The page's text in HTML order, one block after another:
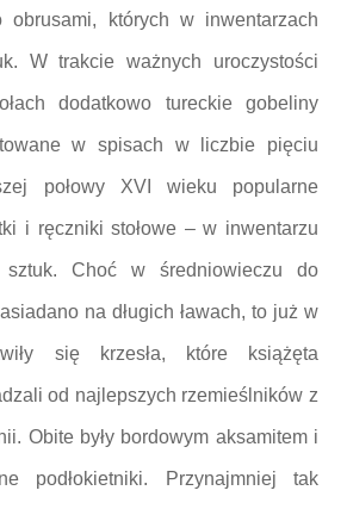
obrusami, których w inwentarzach
W trakcie ważnych uroczystości
dodatkowo tureckie gobeliny
w spisach w liczbie pięciu
połowy XVI wieku popularne
i ręczniki stołowe – w inwentarzu
Choć w średniowieczu do
na długich ławach, to już w
się krzesła, które książęta
od najlepszych rzemieślników z
Obite były bordowym aksamitem i
podłokietniki. Przynajmniej tak